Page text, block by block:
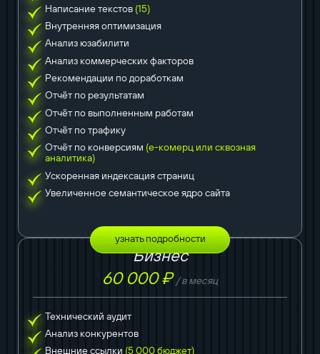
Написание текстов (15)
Внутренняя оптимизация
Анализ юзабилити
Анализ коммерческих факторов
Рекомендации по доработкам
Отчёт по результатам
Отчёт по выполненным работам
Отчёт по трафику
Отчёт по конверсиям (е-комерц или сквозная
аналитика)
Ускоренная индексация страниц
Увеличенное семантическое ядро сайта
узнать подробности
Бизнес
60 000 ₽/ в месяц
Технический аудит
Анализ конкурентов
Внешние ссылки (5 000 бюджет)